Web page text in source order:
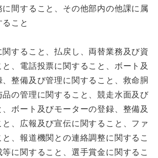
に間すること、その他部内の他課に属
こと
すること、払戻し、両替業務及び資
、電話投票に関すること、ボート及
整備及び管理に関すること、救命胴
の管理に関すること、競走水面及び
ボート及びモーターの登録、整備及
、広報及び宣伝に関すること、ファ
、報道機関との連絡調整に関するこ
に関すること、選手賞金に関するこ